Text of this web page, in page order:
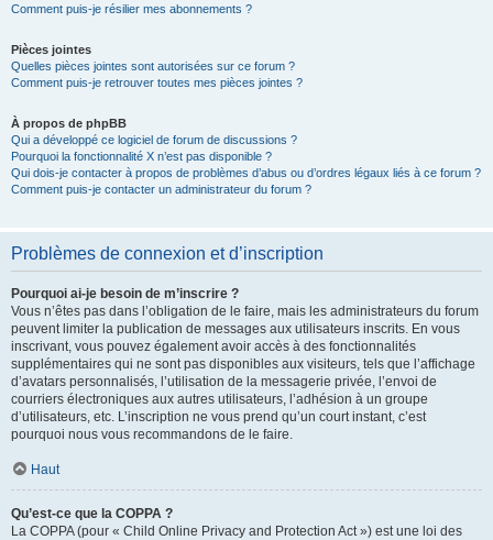
Comment puis-je résilier mes abonnements ?
Pièces jointes
Quelles pièces jointes sont autorisées sur ce forum ?
Comment puis-je retrouver toutes mes pièces jointes ?
À propos de phpBB
Qui a développé ce logiciel de forum de discussions ?
Pourquoi la fonctionnalité X n’est pas disponible ?
Qui dois-je contacter à propos de problèmes d’abus ou d’ordres légaux liés à ce forum ?
Comment puis-je contacter un administrateur du forum ?
Problèmes de connexion et d’inscription
Pourquoi ai-je besoin de m’inscrire ?
Vous n’êtes pas dans l’obligation de le faire, mais les administrateurs du forum
peuvent limiter la publication de messages aux utilisateurs inscrits. En vous
inscrivant, vous pouvez également avoir accès à des fonctionnalités
supplémentaires qui ne sont pas disponibles aux visiteurs, tels que l’affichage
d’avatars personnalisés, l’utilisation de la messagerie privée, l’envoi de
courriers électroniques aux autres utilisateurs, l’adhésion à un groupe
d’utilisateurs, etc. L’inscription ne vous prend qu’un court instant, c’est
pourquoi nous vous recommandons de le faire.
Haut
Qu’est-ce que la COPPA ?
La COPPA (pour « Child Online Privacy and Protection Act ») est une loi des